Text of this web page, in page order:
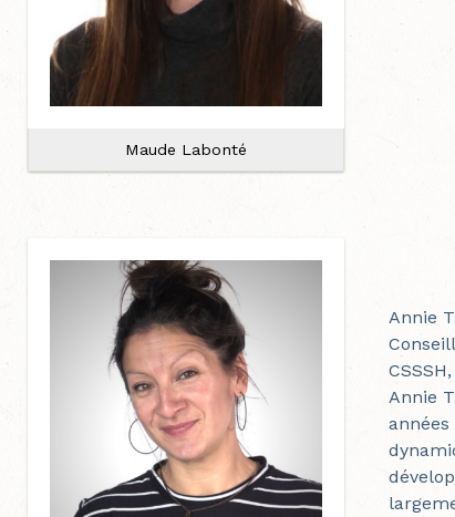
Maude Labonté
Annie
Annie